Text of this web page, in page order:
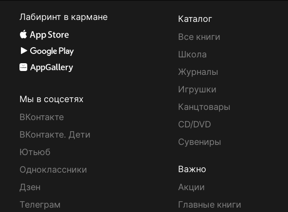
Лабиринт в кармане
Мы в соцсетях
ВКонтакте
ВКонтакте. Дети
Ютьюб
Одноклассники
Дзен
Телеграм
Каталог
Все книги
Школа
Журналы
Игрушки
Канцтовары
CD/DVD
Сувениры
Важно
Акции
Главные книги